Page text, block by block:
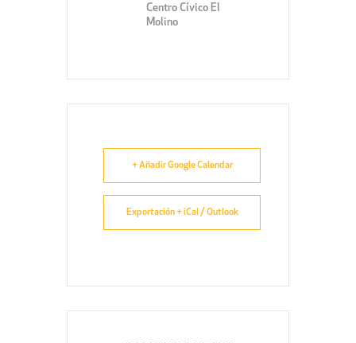
Centro Cívico El
Molino
+ Añadir Google Calendar
Exportación + iCal / Outlook